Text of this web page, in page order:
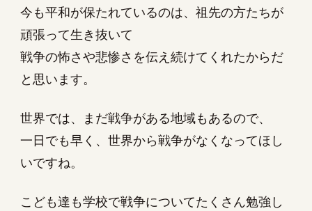
今も平和が保たれているのは、祖先の方たちが
頑張って生き抜いて
戦争の怖さや悲惨さを伝え続けてくれたからだ
と思います。
世界では、まだ戦争がある地域もあるので、
一日でも早く、世界から戦争がなくなってほし
いですね。
こども達も学校で戦争についてたくさん勉強し